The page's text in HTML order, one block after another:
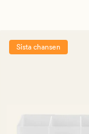
Sista chansen